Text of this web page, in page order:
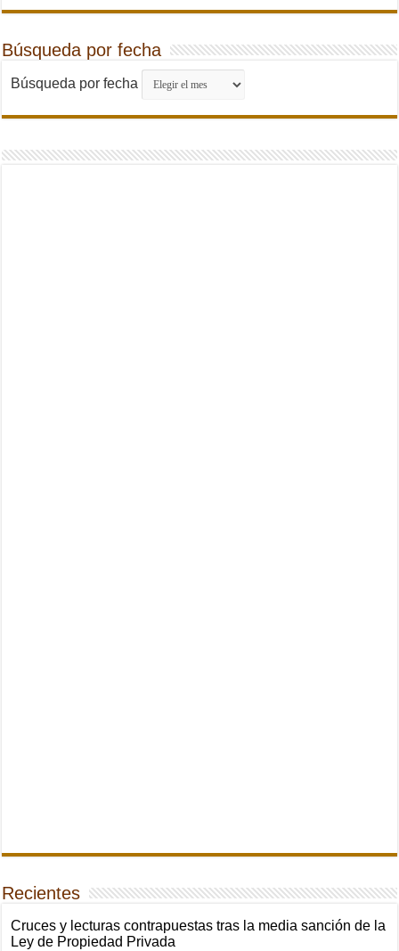
Búsqueda por fecha
Búsqueda por fecha
Recientes
Cruces y lecturas contrapuestas tras la media sanción de la
Ley de Propiedad Privada